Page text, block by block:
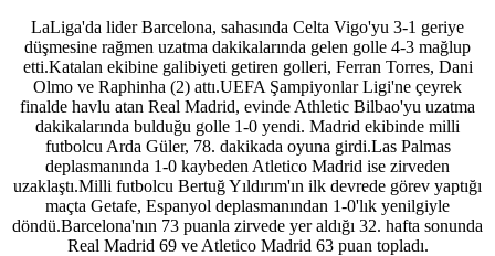
LaLiga'da lider Barcelona, sahasında Celta Vigo'yu 3-1 geriye
düşmesine rağmen uzatma dakikalarında gelen golle 4-3 mağlup
etti.Katalan ekibine galibiyeti getiren golleri, Ferran Torres, Dani
Olmo ve Raphinha (2) attı.UEFA Şampiyonlar Ligi'ne çeyrek
finalde havlu atan Real Madrid, evinde Athletic Bilbao'yu uzatma
dakikalarında bulduğu golle 1-0 yendi. Madrid ekibinde milli
futbolcu Arda Güler, 78. dakikada oyuna girdi.Las Palmas
deplasmanında 1-0 kaybeden Atletico Madrid ise zirveden
uzaklaştı.Milli futbolcu Bertuğ Yıldırım'ın ilk devrede görev yaptığı
maçta Getafe, Espanyol deplasmanından 1-0'lık yenilgiyle
döndü.Barcelona'nın 73 puanla zirvede yer aldığı 32. hafta sonunda
Real Madrid 69 ve Atletico Madrid 63 puan topladı.